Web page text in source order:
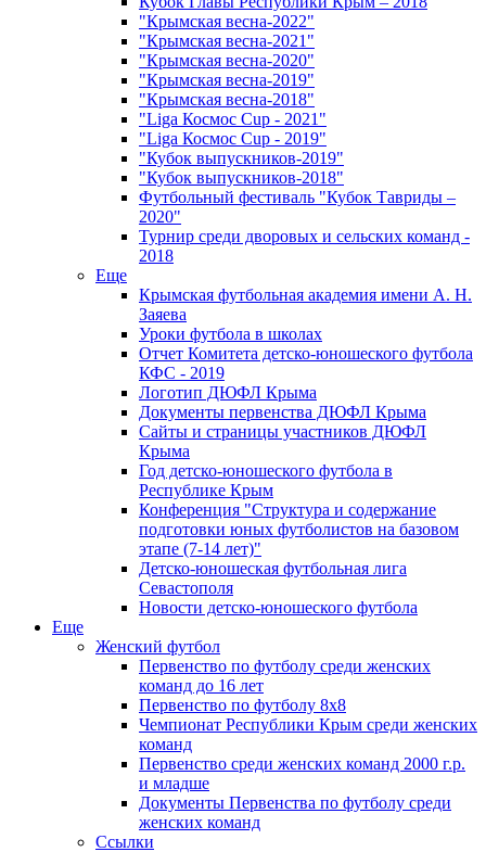
"Крымская весна-2022"
"Крымская весна-2021"
"Крымская весна-2020"
"Крымская весна-2019"
"Крымская весна-2018"
"Liga Космос Cup - 2021"
"Liga Космос Cup - 2019"
"Кубок выпускников-2019"
"Кубок выпускников-2018"
Футбольный фестиваль "Кубок Тавриды –
2020"
Турнир среди дворовых и сельских команд -
2018
Еще
Крымская футбольная академия имени А. Н.
Заяева
Уроки футбола в школах
Отчет Комитета детско-юношеского футбола
КФС - 2019
Логотип ДЮФЛ Крыма
Документы первенства ДЮФЛ Крыма
Сайты и страницы участников ДЮФЛ
Крыма
Год детско-юношеского футбола в
Республике Крым
Конференция "Структура и содержание
подготовки юных футболистов на базовом
этапе (7-14 лет)"
Детско-юношеская футбольная лига
Севастополя
Новости детско-юношеского футбола
Еще
Женский футбол
Первенство по футболу среди женских
команд до 16 лет
Первенство по футболу 8х8
Чемпионат Республики Крым среди женских
команд
Первенство среди женских команд 2000 г.р.
и младше
Документы Первенства по футболу среди
женских команд
Ссылки